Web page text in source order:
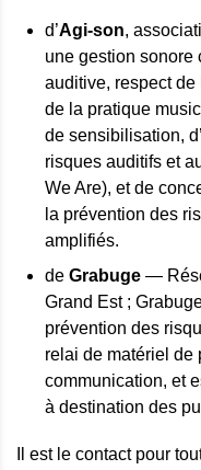
d’Agi-son,
une gestion sonore
auditive, respect de
de la pratique
de sensibilisation,
risques auditifs et
We Are), et de
la prévention des
amplifiés.
de Grabuge—
Grand Est ;
prévention des
relai de matériel de
communication, et
à destination des
Il est le contact pour